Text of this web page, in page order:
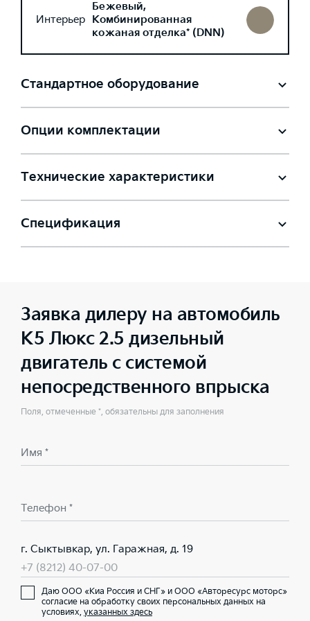
Интерьер
Бежевый,
Комбинированная
кожаная отделка* (DNN)
Стандартное оборудование
Опции комплектации
Технические характеристики
Спецификация
Заявка дилеру на автомобиль
K5 Люкс 2.5 дизельный
двигатель с системой
непосредственного впрыска
Поля, отмеченные *, обязательны для заполнения
Имя *
Телефон *
г. Сыктывкар, ул. Гаражная, д. 19
+7 (8212) 40-07-00
Даю ООО «Киа Россия и СНГ» и ООО «Авторесурс моторс»
согласие на обработку своих персональных данных на
условиях, указанных здесь